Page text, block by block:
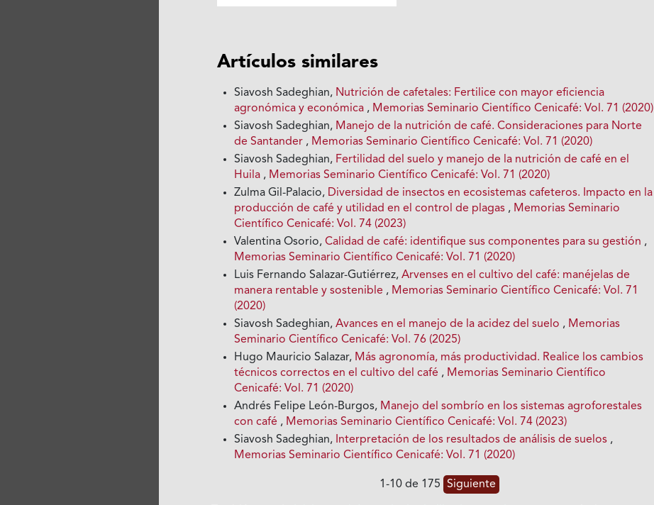
Artículos similares
Siavosh Sadeghian, Nutrición de cafetales: Fertilice con mayor eficiencia
agronómica y económica , Memorias Seminario Científico Cenicafé: Vol. 71 (2020)
Siavosh Sadeghian, Manejo de la nutrición de café. Consideraciones para Norte
de Santander , Memorias Seminario Científico Cenicafé: Vol. 71 (2020)
Siavosh Sadeghian, Fertilidad del suelo y manejo de la nutrición de café en el
Huila , Memorias Seminario Científico Cenicafé: Vol. 71 (2020)
Zulma Gil-Palacio, Diversidad de insectos en ecosistemas cafeteros. Impacto en la
producción de café y utilidad en el control de plagas , Memorias Seminario
Científico Cenicafé: Vol. 74 (2023)
Valentina Osorio,Calidad de café: identifique sus componentes para su gestión ,
Memorias Seminario Científico Cenicafé: Vol. 71 (2020)
Luis Fernando Salazar-Gutiérrez,Arvenses en el cultivo del café: manéjelas de
manera rentable y sostenible , Memorias Seminario Científico Cenicafé: Vol. 71
(2020)
Siavosh Sadeghian,Avances en el manejo de la acidez del suelo , Memorias
Seminario Científico Cenicafé: Vol. 76 (2025)
Hugo Mauricio Salazar, Más agronomía, más productividad. Realice los cambios
técnicos correctos en el cultivo del café , Memorias Seminario Científico
Cenicafé: Vol. 71 (2020)
Andrés Felipe León-Burgos, Manejo del sombrío en los sistemas agroforestales
con café , Memorias Seminario Científico Cenicafé: Vol. 74 (2023)
Siavosh Sadeghian, Interpretación de los resultados de análisis de suelos ,
Memorias Seminario Científico Cenicafé: Vol. 71 (2020)
1-10 de 175 Siguiente